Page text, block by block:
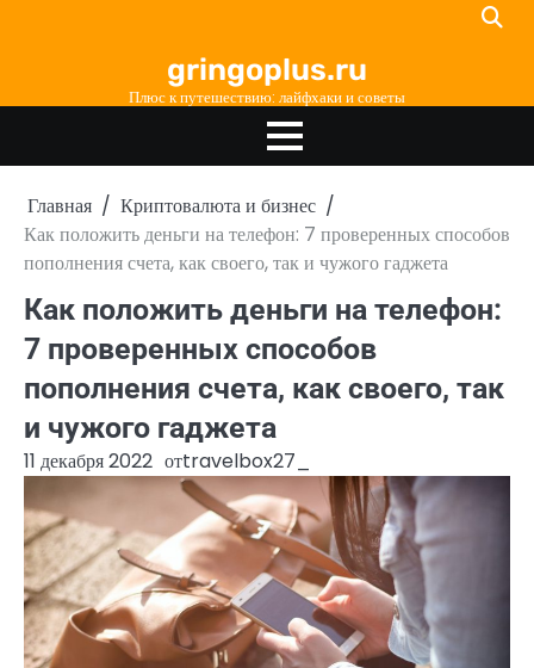
gringoplus.ru
Плюс к путешествию: лайфхаки и советы
Главная
Криптовалюта и бизнес
Как положить деньги на телефон: 7 проверенных способов
пополнения счета, как своего, так и чужого гаджета
Как положить деньги на телефон:
7 проверенных способов
пополнения счета, как своего, так
и чужого гаджета
11 декабря 2022 отtravelbox27_